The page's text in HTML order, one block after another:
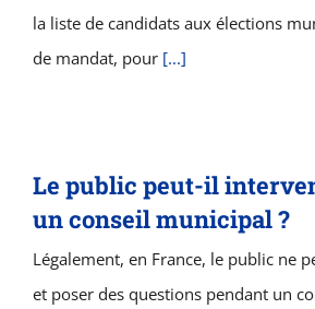
la liste de candidats aux élections
de mandat, pour [...]
Le public peut-il
un conseil municipal ?
Légalement, en France, le public ne
et poser des questions pendant un